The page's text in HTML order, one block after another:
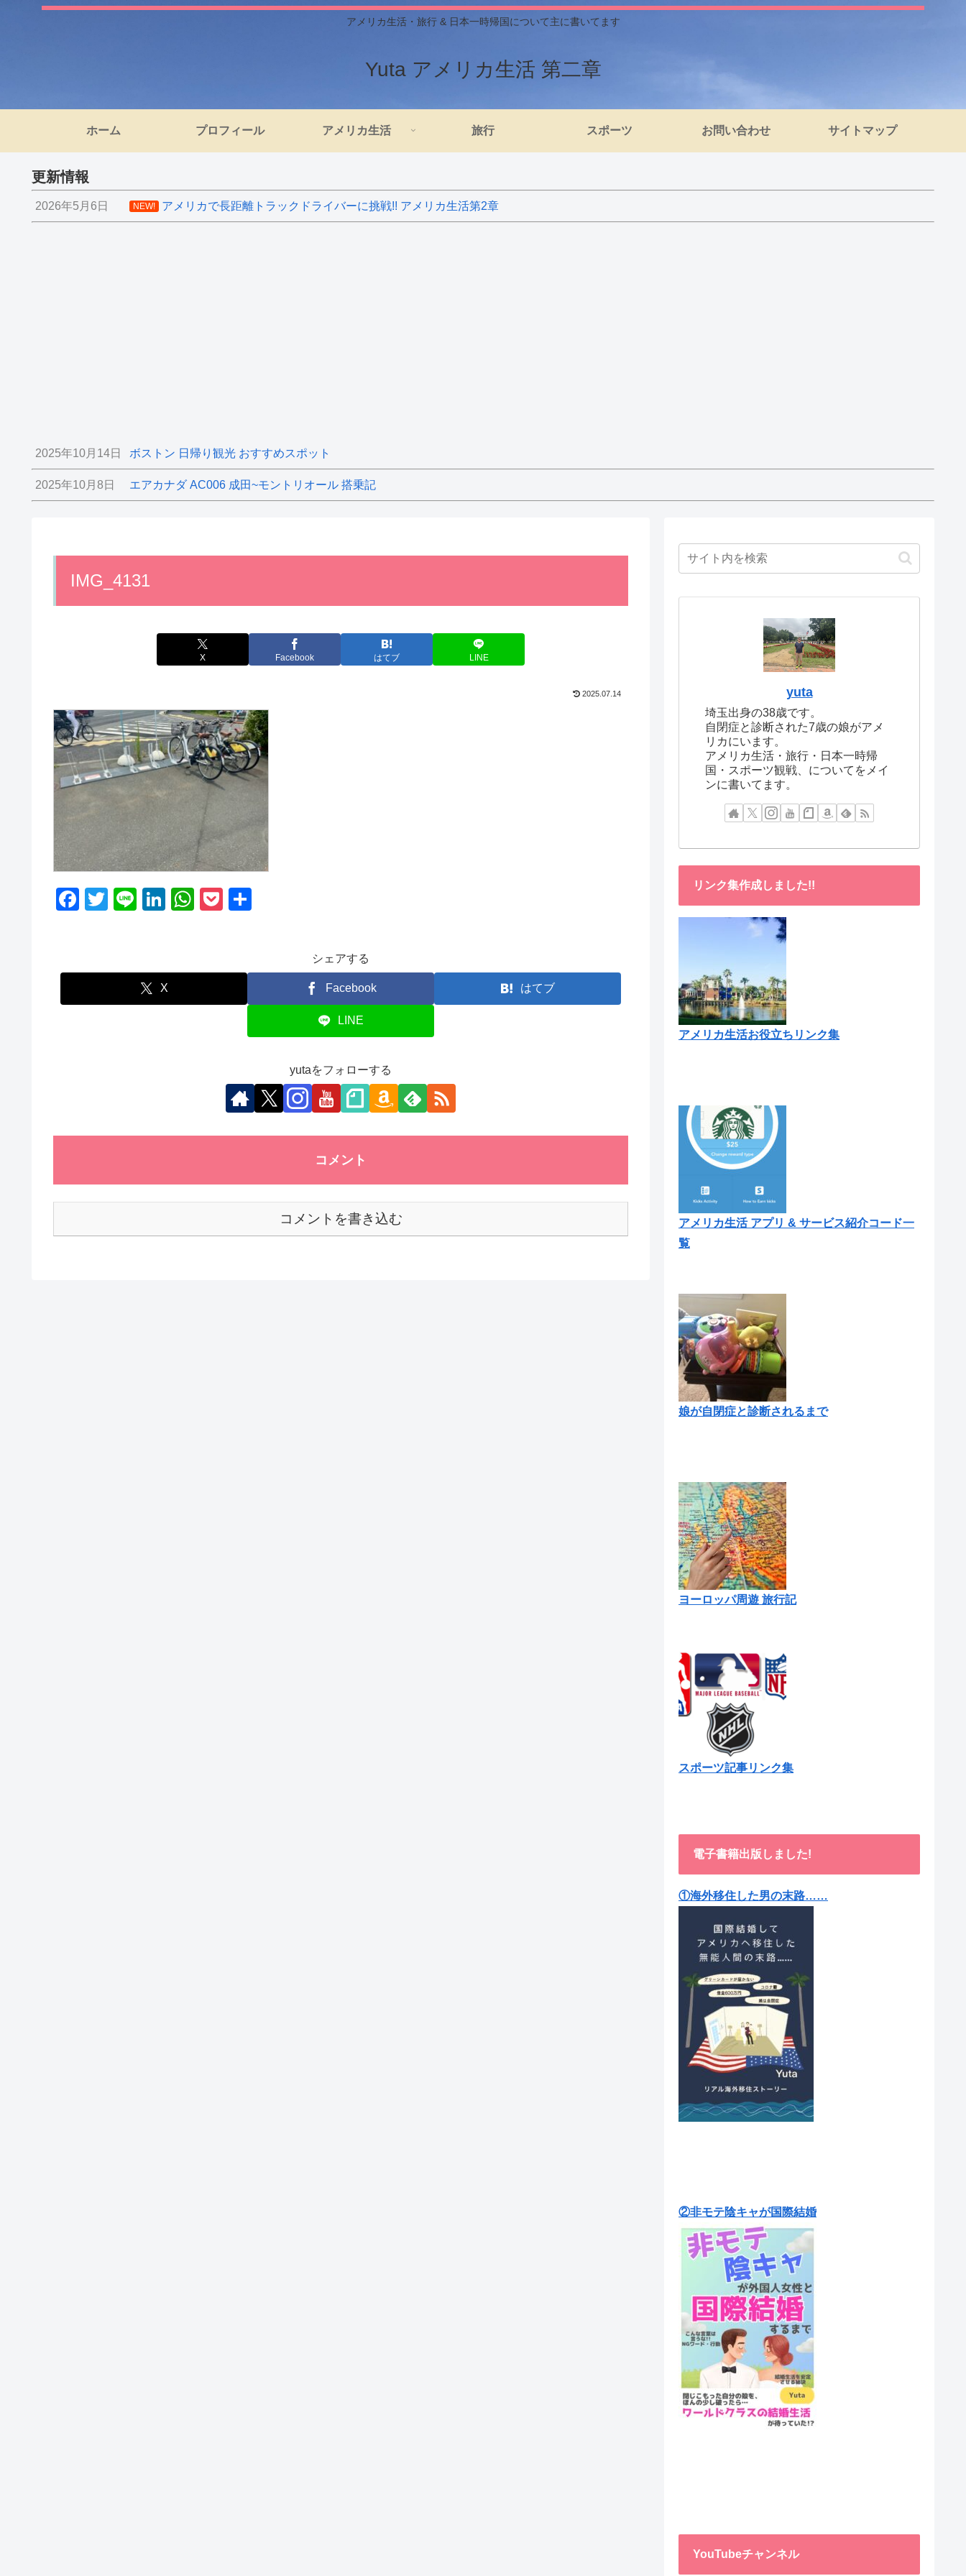
アメリカ生活・旅行 & 日本一時帰国について主に書いてます
Yuta アメリカ生活 第二章
ホーム プロフィール アメリカ生活 旅行 スポーツ お問い合わせ サイトマップ
更新情報
2026年5月6日 NEW! アメリカで長距離トラックドライバーに挑戦!! アメリカ生活第2章
2025年10月14日 ボストン 日帰り観光 おすすめスポット
2025年10月8日 エアカナダ AC006 成田~モントリオール 搭乗記
IMG_4131
X Facebook はてブ LINE
2025.07.14
F
e
T
er
Li
Li
e
dI
W
s
P
et
シェアする
X Facebook はてブ
LINE
yutaをフォローする
コメント
コメントを書き込む
yuta
埼玉出身の38歳です。
自閉症と診断された7歳の娘がアメ
リカにいます。
アメリカ生活・旅行・日本一時帰
国・スポーツ観戦、についてをメイ
ンに書いてます。
リンク集作成しました!!
アメリカ生活お役立ちリンク集
アメリカ生活 アプリ & サービス紹介コード一
覧
娘が自閉症と診断されるまで
ヨーロッパ周遊 旅行記
スポーツ記事リンク集
電子書籍出版しました!
①海外移住した男の末路……
②非モテ陰キャが国際結婚
YouTubeチャンネル